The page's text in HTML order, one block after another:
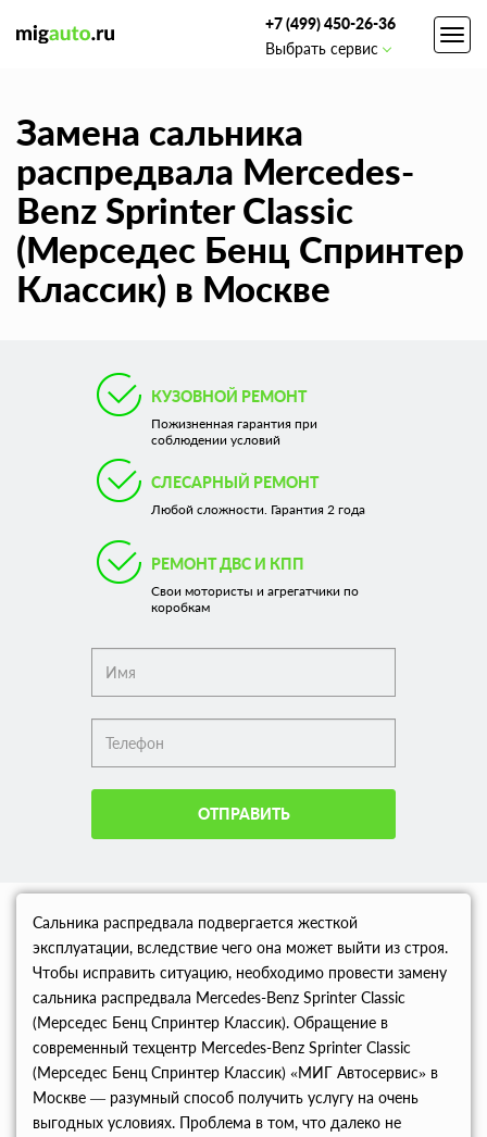
+7 (499) 450-26-36
Выбрать сервис
Замена сальника
распредвала Mercedes-
Benz Sprinter Classic
(Мерседес Бенц Спринтер
Классик) в Москве
КУЗОВНОЙ РЕМОНТ
Пожизненная гарантия при
соблюдении условий
СЛЕСАРНЫЙ РЕМОНТ
Любой сложности. Гарантия 2 года
РЕМОНТ ДВС И КПП
Свои мотористы и агрегатчики по
коробкам
ОТПРАВИТЬ
Сальника распредвала подвергается жесткой
эксплуатации, вследствие чего она может выйти из строя.
Чтобы исправить ситуацию, необходимо провести замену
сальника распредвала Mercedes-Benz Sprinter Classic
(Мерседес Бенц Спринтер Классик). Обращение в
современный техцентр Mercedes-Benz Sprinter Classic
(Мерседес Бенц Спринтер Классик) «МИГ Автосервис» в
Москве — разумный способ получить услугу на очень
выгодных условиях. Проблема в том, что далеко не